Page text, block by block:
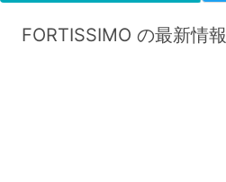
FORTISSIMO の最新情報